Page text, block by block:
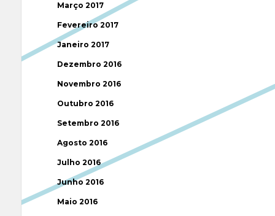
Março 2017
Fevereiro 2017
Janeiro 2017
Dezembro 2016
Novembro 2016
Outubro 2016
Setembro 2016
Agosto 2016
Julho 2016
Junho 2016
Maio 2016